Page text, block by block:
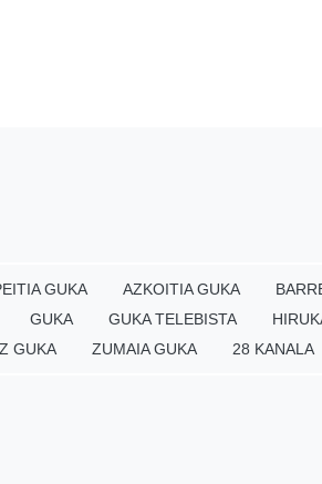
GUKA AZKOITIA GUKA
GUKA GUKA TELEBISTA
GUKA ZUMAIA GUKA 28 KANALA